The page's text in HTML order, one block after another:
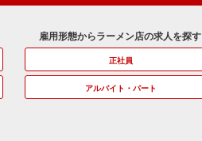
雇用形態からラーメン店の求人を探す
正社員
アルバイト・パート